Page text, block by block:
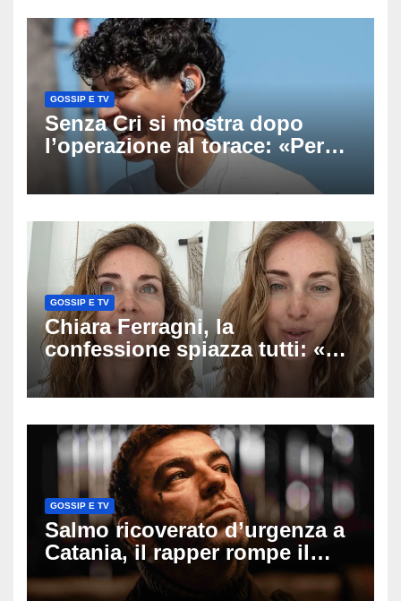
GOSSIP E TV
Senza Cri si mostra dopo
l’operazione al torace: «Per
anni mi sentivo in trappola», il
racconto sul difficile percorso
GOSSIP E TV
Chiara Ferragni, la
confessione spiazza tutti: «Un
mio ex voleva che mi rifacessi
il seno». Poi svela i ritocchi di
GOSSIP E TV
Salmo ricoverato d’urgenza a
Catania, il rapper rompe il
silenzio dopo la notte in